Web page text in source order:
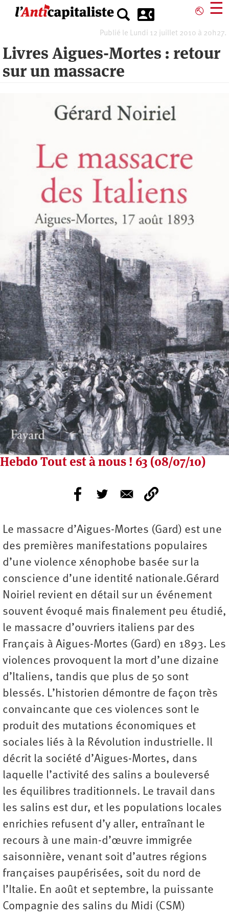
⎋ ☰
Publié le Lundi 12 juillet 2010 à 20h27.
Livres Aigues-Mortes : retour
sur un massacre
Hebdo Tout est à nous ! 63 (08/07/10)
Le massacre d’Aigues-Mortes (Gard) est une
des premières manifestations populaires
d’une violence xénophobe basée sur la
conscience d’une identité nationale.Gérard
Noiriel revient en détail sur un événement
souvent évoqué mais finalement peu étudié,
le massacre d’ouvriers italiens par des
Français à Aigues-Mortes (Gard) en 1893. Les
violences provoquent la mort d’une dizaine
d’Italiens, tandis que plus de 50 sont
blessés. L’historien démontre de façon très
convaincante que ces violences sont le
produit des mutations économiques et
sociales liés à la Révolution industrielle. Il
décrit la société d’Aigues-Mortes, dans
laquelle l’activité des salins a bouleversé
les équilibres traditionnels. Le travail dans
les salins est dur, et les populations locales
enrichies refusent d’y aller, entraînant le
recours à une main-d’œuvre immigrée
saisonnière, venant soit d’autres régions
françaises paupérisées, soit du nord de
l’Italie. En août et septembre, la puissante
Compagnie des salins du Midi (CSM)